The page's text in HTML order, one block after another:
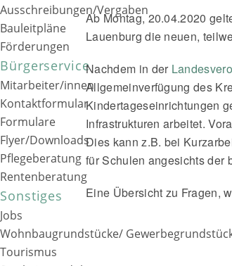
Ausschreibungen/Vergaben
Bauleitpläne
Förderungen
Bürgerservice
Mitarbeiter/innen
Kontaktformular
Formulare
Flyer/Downloads
Pflegeberatung
Rentenberatung
Sonstiges
Jobs
Wohnbaugrundstücke/
Tourismus
Ab Montag, 20.04.2020
Lauenburg die neuen,
Nachdem in der
Allgemeinverfügung des
Kindertageseinrichtungen
Infrastrukturen arbeitet.
Dies kann z.B. bei
für Schulen angesichts der
Eine Übersicht zu Fragen,